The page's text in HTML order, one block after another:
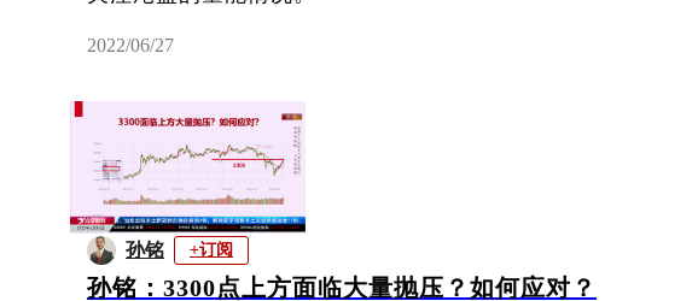
2022/06/27
孙铭 +订阅
孙铭：3300点上方面临大量抛压？如何应对？